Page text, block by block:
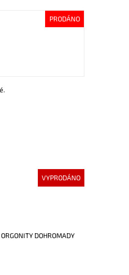
PRODÁNO
VYPRODÁNO
DOHROMADY